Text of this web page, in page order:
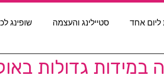
ליום אחד סטיילינג והעצמה שופינג
גדולות